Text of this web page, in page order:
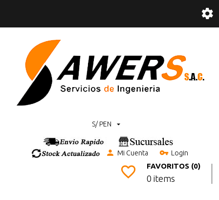
S/ PEN
Mi Cuenta Login
FAVORITOS (0)
0 items